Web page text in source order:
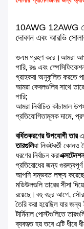
10AWG 12AWG
দোকান এবং আরভি
ওএম গ্রহণ করে।আমরা
পারি, রঙ এবং
গ্রাহকরা অনুকূলিত করতে
আমরা কেবলগুলির সাথে
পারি;
আমরা নির্বাচিত কাঁচামাল
প্রতিযোগিতামূলক দামে,
বর্ধিতকরণের উপযোগী তার
তারগুলিযা নিকটবর্তী
ধরণের নির্বাচন করাএক্সটেনশন
প্রতিরোধের জন্য
আপনি সম্ভবত লক্ষ্য
মডিউলগুলি তারের সীসা
রয়েছে।বহু বছর আগে, সৌর
তৈরি করা হয়েছিল যার জন্য
টার্মিনাল পোস্টগুলিতে
ব্যবহৃত হয় তবে এটি ধীরে